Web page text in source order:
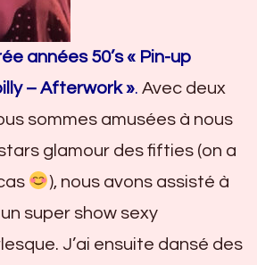
années 50’s « Pin-up
– Afterwork ». Avec deux
sommes amusées à nous
glamour des fifties (on a
), nous avons assisté à
super show sexy
J’ai ensuite dansé des